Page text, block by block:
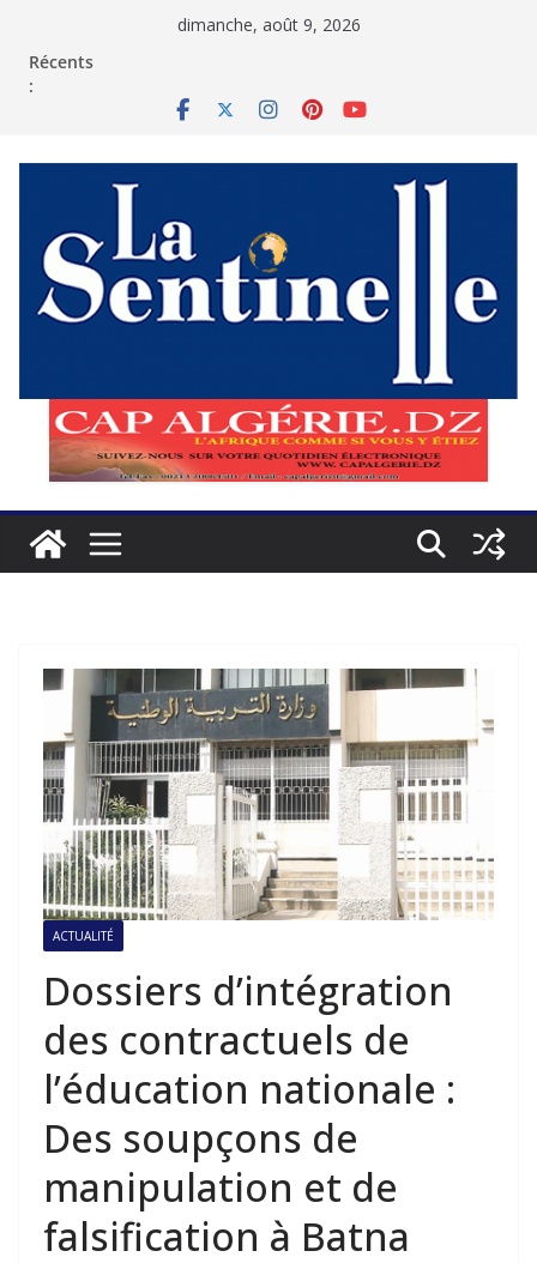
dimanche, août 9, 2026
Récents
:
ACTUALITÉ
Dossiers d’intégration
des contractuels de
l’éducation nationale :
Des soupçons de
manipulation et de
falsification à Batna